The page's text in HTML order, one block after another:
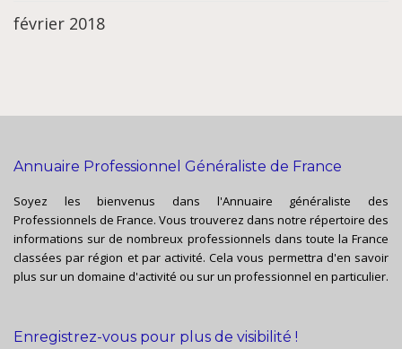
février 2018
Annuaire Professionnel Généraliste de France
Soyez les bienvenus dans l'Annuaire généraliste des
Professionnels de France. Vous trouverez dans notre répertoire des
informations sur de nombreux professionnels dans toute la France
classées par région et par activité. Cela vous permettra d'en savoir
plus sur un domaine d'activité ou sur un professionnel en particulier.
Enregistrez-vous pour plus de visibilité !